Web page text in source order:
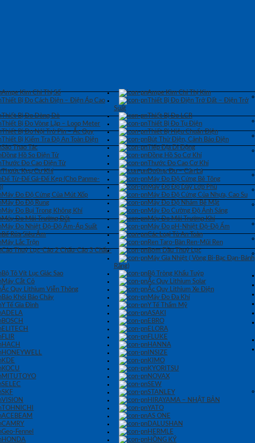
Ampe Kìm Chỉ Thị Số
Ampe Kìm Chỉ Thị Kim
Thiết Bị Đo Cách Điện – Điện Áp Cao
Thiết Bị Đo Điện Trở Đất – Điện Trở
Suất
Thiết Bị Đo Dòng Dò
Thiết Bị Đo LCR
Thiết Bị Đo Vòng Lặp – Loop Meter
Thiết Bị Đo Tụ Điện
Thiết Bị Đo Nội Trở Pin – Ắc Quy
Thiết Bị Hiệu Chuẩn Điện
Thiết Bị Kiểm Tra Độ An Toàn Điện
Bút Thử Điện, Cảnh Báo Điện
Sào Thao Tác
Tiếp Địa Di Động
Đồng Hồ So Điện Tử
Đồng Hồ So Cơ Khí
Thước Đo Cao Điện Tử
Thước Đo Cao Cơ Khí
Thước Kẹp Cơ Khí
Dưỡng Đo – Căn Lá
Đế Từ-Đế Gá-Đế Kẹp (Cho Panme-
Máy Đo Độ Cứng Bê Tông
Máy Đo Độ Dày Lớp Phủ
Máy Đo Độ Cứng Của Mút Xốp
Máy Đo Độ Cứng Của Nhựa, Cao Su
Máy Đo Độ Rung Máy Đo Độ Nhám Bề Mặt
Máy Đo Bụi Trong Không Khí
Máy Đo Cường Độ Ánh Sáng
Máy Đo Môi Trường Đất
Máy Đo Môi Trường Khí
Máy Đo Nhiệt Độ-Độ Ẩm-Áp Suất
Máy Đo pH-Nhiệt Độ-Độ Ẩm
Bể Rửa Siêu Âm
Các Loại Tủ An Toàn
Máy Lắc Trộn
Ren Taro-Bàn Ren-Mũi Ren
Cảo Thuỷ Lực-Cảo 2 Chấu-Cảo 3 Chấu-
Bơm Dầu Thuỷ Lực
Máy Gia Nhiệt ( Vòng Bi-Bạc Đạn-Bánh
Răng)
Bộ Tô Vít Lục Giác Sao
Bộ Tròng Khẩu Tuýp
Máy Cắt Cỏ
Ắc Quy Lithium Solar
Ắc Quy Lithium Viễn Thông
Ắc Quy Lithium Xe Điện
Báo Khói Báo Cháy
Máy Đo Đa Khí
Y Tế Gia Đình Y Tế Thẩm Mỹ
ADELA
ASAKI
BOSCH
EBRO
ELITECH
ELORA
FLIR
FLUKE
HACH
HANNA
HONEYWELL
INSIZE
KDE
KIMO
KOCU
KYORITSU
MITUTOYO
NOVAX
SELEC
SEW
SKF
STANLEY
VISION
HIRAYAMA – NHẬT BẢN
TOHNICHI
YATO
ACEBEAM
AS ONE
CAMRY
DALUSHAN
Geo-Fennel
HERMLE
HONDA
HỒNG KÝ